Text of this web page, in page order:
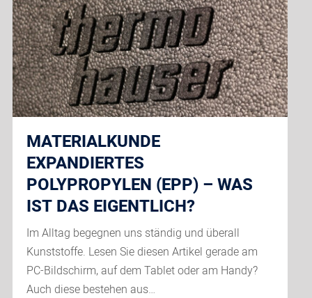
bietet
neue
Potentiale
für
Lieferservices
MATERIALKUNDE
EXPANDIERTES
POLYPROPYLEN (EPP) – WAS
IST DAS EIGENTLICH?
Im Alltag begegnen uns ständig und überall
Kunststoffe. Lesen Sie diesen Artikel gerade am
PC-Bildschirm, auf dem Tablet oder am Handy?
Auch diese bestehen aus…